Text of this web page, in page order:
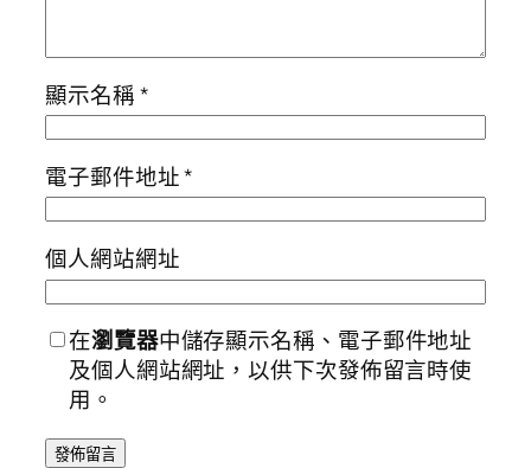
顯示名稱*
電子郵件地址*
個人網站網址
在瀏覽器中儲存顯示名稱、電子郵件地址
及個人網站網址，以供下次發佈留言時使
用。